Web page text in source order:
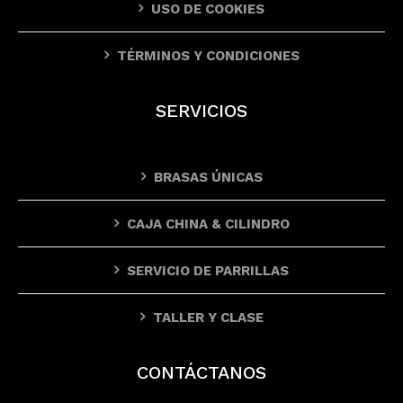
USO DE COOKIES
TÉRMINOS Y CONDICIONES
SERVICIOS
BRASAS ÚNICAS
CAJA CHINA & CILINDRO
SERVICIO DE PARRILLAS
TALLER Y CLASE
CONTÁCTANOS